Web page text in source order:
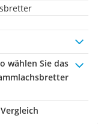
wählen Sie das